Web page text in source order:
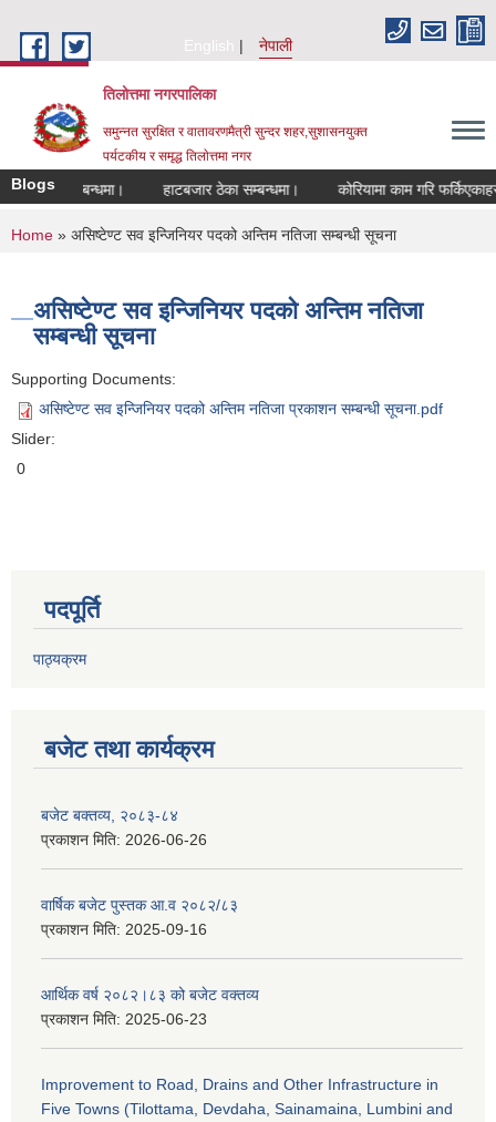
English
नेपाली
तिलोत्तमा नगरपालिका
समुन्नत सुरक्षित र वातावरणमैत्री सुन्दर शहर,सुशासनयुक्त
पर्यटकीय र समृद्ध तिलाेत्तमा नगर
Blogs
हुने सम्बन्धमा। हाटबजार ठेका सम्बन्धमा। कोरियामा काम गरि
You are here
Home » असिष्टेण्ट सव इन्जिनियर पदको अन्तिम नतिजा सम्बन्धी सूचना
असिष्टेण्ट सव इन्जिनियर पदको अन्तिम नतिजा
सम्बन्धी सूचना
Supporting Documents:
असिष्टेण्ट सव इन्जिनियर पदको अन्तिम नतिजा प्रकाशन सम्बन्धी सूचना.pdf
Slider:
0
पदपूर्ति
पाठ्यक्रम
बजेट तथा कार्यक्रम
बजेट बक्तव्य, २०८३-८४
प्रकाशन मिति: 2026-06-26
वार्षिक बजेट पुस्तक आ.व २०८२/८३
प्रकाशन मिति: 2025-09-16
आर्थिक वर्ष २०८२।८३ को बजेट वक्तव्य
प्रकाशन मिति: 2025-06-23
Improvement to Road, Drains and Other Infrastructure in
Five Towns (Tilottama, Devdaha, Sainamaina, Lumbini and